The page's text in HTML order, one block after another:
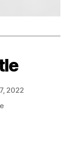
2022